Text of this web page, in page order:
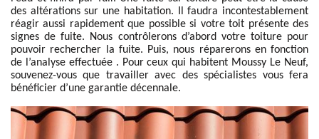
des altérations sur une habitation. Il faudra incontestablement
réagir aussi rapidement que possible si votre toit présente des
signes de fuite. Nous contrôlerons d’abord votre toiture pour
pouvoir rechercher la fuite. Puis, nous réparerons en fonction
de l’analyse effectuée . Pour ceux qui habitent Moussy Le Neuf,
souvenez-vous que travailler avec des spécialistes vous fera
bénéficier d’une garantie décennale.